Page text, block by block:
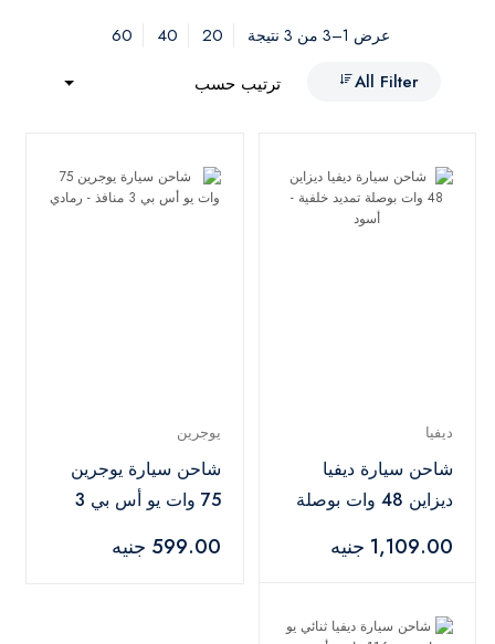
عرض 1–3 من 3 نتيجة 20
40
60
All Filter
ترتيب حسب
ديفيا
شاحن سيارة ديفيا
ديزاين 48 وات بوصلة
1,109.00 جنيه
يوجرين
شاحن سيارة يوجرين
75 وات يو أس بي 3
599.00 جنيه